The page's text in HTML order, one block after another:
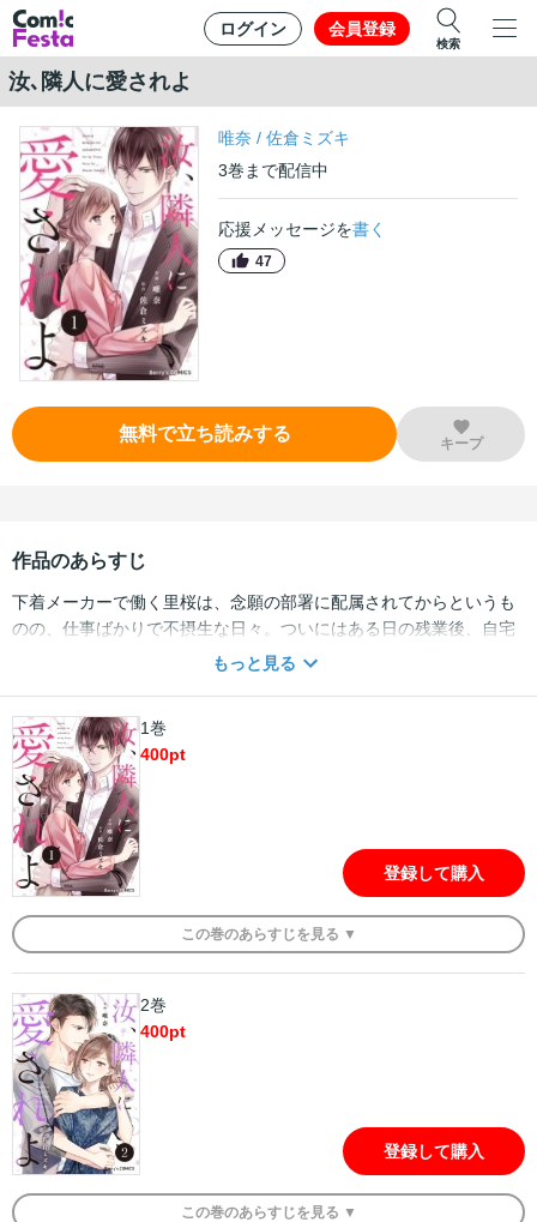
ログイン 会員登録
検索
汝､隣人に愛されよ
唯奈 /佐倉ミズキ
3巻 まで配信中
応援メッセージを書く
47
無料で立ち読みする キープ
作品のあらすじ
下着メーカーで働く里桜は、念願の部署に配属されてからというも
のの、仕事ばかりで不摂生な日々。ついにはある日の残業後、自宅
マンション前で倒れてしまう。そんな里桜を助けてくれたのは、１
思っていたら、まさかのお隣さんだと発覚して!? 女ったらしのイケ
メンドクター×社畜OLのご近所ラブ！ (この作品は電子コミック誌
comic Berry's Vol. 80・81・82・83・84に収録されています。重複
購入にご注意ください)
もっと見る
1巻
400pt
登録して購入
この巻のあらすじを 見る ▼
2巻
400pt
登録して購入
この巻のあらすじを 見る ▼